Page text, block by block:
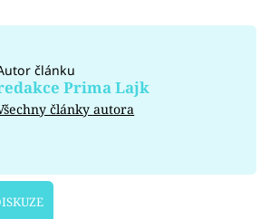
článku
Prima Lajk
články autora